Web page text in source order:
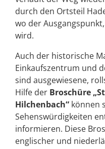
durch den Ortsteil
wo der
wird.
Auch der historische
Einkaufszentrum und
sind ausgewiesene,
Hilfe der Broschüre
Hilchenbach“ können
Sehenswürdigkeiten
informieren. Diese
englischer und